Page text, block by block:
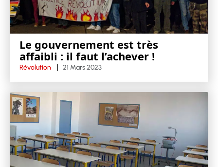
Le gouvernement est très
affaibli : il faut l’achever !
Révolution 21 Mars 2023